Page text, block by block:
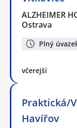
ALZHEIMER
Ostrava
Plný
včerejší
Praktická/
Havířov